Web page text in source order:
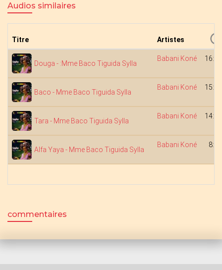
Audios similaires
Titre Artistes
Douga - :Mme Baco Tiguida Sylla
Babani Koné 16:05
Baco - Mme Baco Tiguida Sylla
Babani Koné 15:44
Tara - Mme Baco Tiguida Sylla
Babani Koné 14:49
Alfa Yaya - Mme Baco Tiguida Sylla
Babani Koné 8:23
commentaires